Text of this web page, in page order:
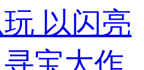
以闪亮
宝大作